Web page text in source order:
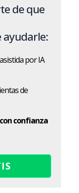
de que
ayudarle:
por IA
de
con confianza